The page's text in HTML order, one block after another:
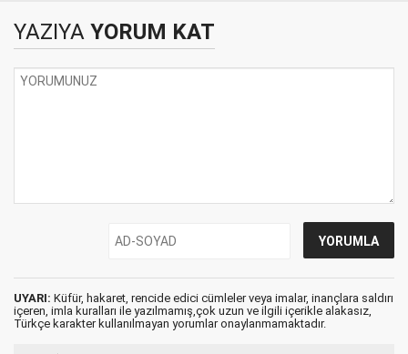
YAZIYA YORUM KAT
UYARI: Küfür, hakaret, rencide edici cümleler veya imalar, inançlara saldırı
içeren, imla kuralları ile yazılmamış,çok uzun ve ilgili içerikle alakasız,
Türkçe karakter kullanılmayan yorumlar onaylanmamaktadır.